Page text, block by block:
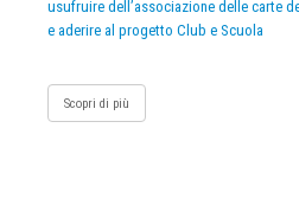
usufruire dell’associazione delle carte
e aderire al progetto Club e Scuola
Scopri di più